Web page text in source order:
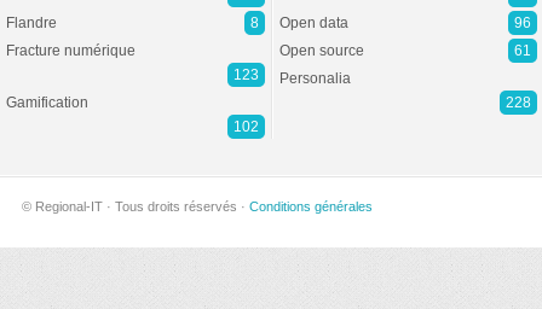
Flandre
8
Fracture numérique
123
Gamification
102
Open data
96
Open source
61
Personalia
228
© Regional-IT · Tous droits réservés · Conditions générales